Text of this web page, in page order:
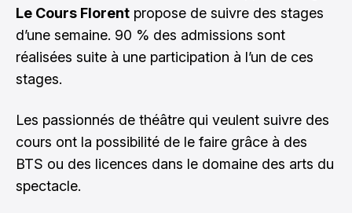
Le Cours Florent propose de suivre des stages
d’une semaine. 90 % des admissions sont
réalisées suite à une participation à l’un de ces
stages.
Les passionnés de théâtre qui veulent suivre des
cours ont la possibilité de le faire grâce à des
BTS ou des licences dans le domaine des arts du
spectacle.